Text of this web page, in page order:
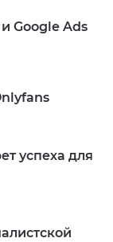
Google Ads
успеха для